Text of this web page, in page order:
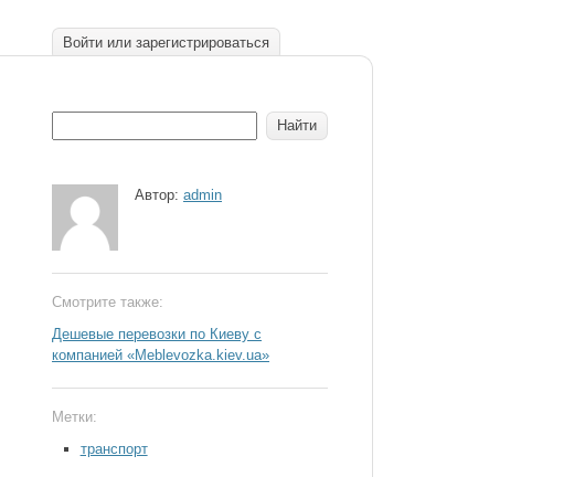
Войти или зарегистрироваться
Автор: admin
Смотрите также:
Дешевые перевозки по Киеву с
компанией «Meblevozka.kiev.ua»
Метки:
транспорт